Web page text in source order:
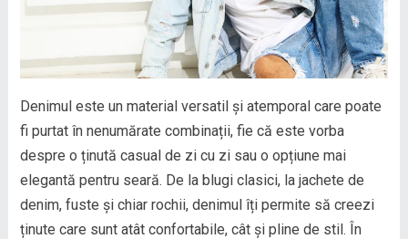
Denimul este un material versatil și atemporal care poate
fi purtat în nenumărate combinații, fie că este vorba
despre o ținută casual de zi cu zi sau o opțiune mai
elegantă pentru seară. De la blugi clasici, la jachete de
denim, fuste și chiar rochii, denimul îți permite să creezi
ținute care sunt atât confortabile, cât și pline de stil. În